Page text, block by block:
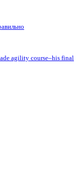
agility course–his final